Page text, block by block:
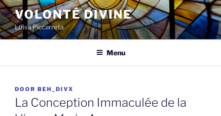
Spring
naar
de
inhoud
VOLONTÉ DIVINE
Luisa Piccarreta
Menu
GEPLAATST
OP
DOOR BEH_DIVX
La Conception Immaculée de la